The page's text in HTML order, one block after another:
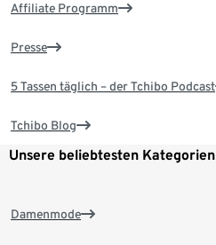
Affiliate Programm
Presse
5 Tassen täglich – der Tchibo Podcast
Tchibo Blog
Unsere beliebtesten Kategorien
Damenmode